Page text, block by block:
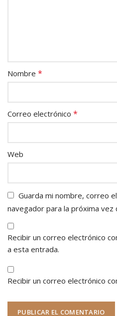
Nombre *
Correo electrónico *
Web
Guarda mi nombre, correo
navegador para la próxima vez
Recibir un correo electrónico
a esta entrada.
Recibir un correo electrónico